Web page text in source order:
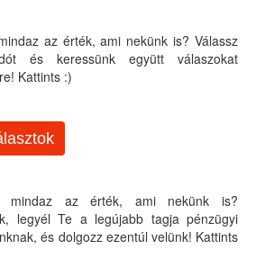
az érték, ami nekünk is? Válassz
és keressünk együtt válaszokat
Kattints :)
mindaz az érték, ami nekünk is?
legyél Te a legújabb tagja pénzügyi
és dolgozz ezentúl velünk! Kattints